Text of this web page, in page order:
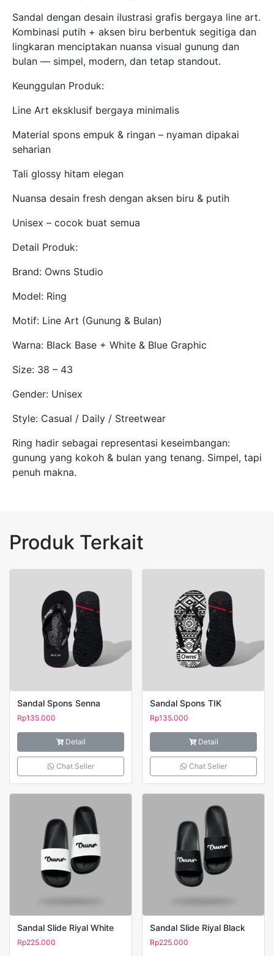
Sandal dengan desain ilustrasi grafis bergaya line art.
Kombinasi putih + aksen biru berbentuk segitiga dan
lingkaran menciptakan nuansa visual gunung dan
bulan — simpel, modern, dan tetap standout.
Keunggulan Produk:
Line Art eksklusif bergaya minimalis
Material spons empuk & ringan – nyaman dipakai
seharian
Tali glossy hitam elegan
Nuansa desain fresh dengan aksen biru & putih
Unisex – cocok buat semua
Detail Produk:
Brand: Owns Studio
Model: Ring
Motif: Line Art (Gunung & Bulan)
Warna: Black Base + White & Blue Graphic
Size: 38 – 43
Gender: Unisex
Style: Casual / Daily / Streetwear
Ring hadir sebagai representasi keseimbangan:
gunung yang kokoh & bulan yang tenang. Simpel, tapi
penuh makna.
Produk Terkait
Sandal Spons Senna
Rp135.000
Detail
Chat Seller
Sandal Spons TIK
Rp135.000
Detail
Chat Seller
Sandal Slide Riyal White
Rp225.000
Sandal Slide Riyal Black
Rp225.000